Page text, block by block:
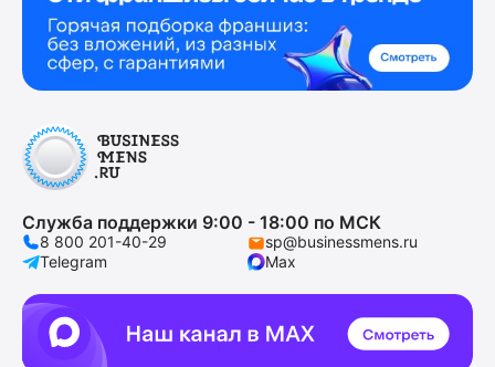
Служба поддержки 9:00 - 18:00 по МСК
8 800 201-40-29
sp@businessmens.ru
Telegram
Max